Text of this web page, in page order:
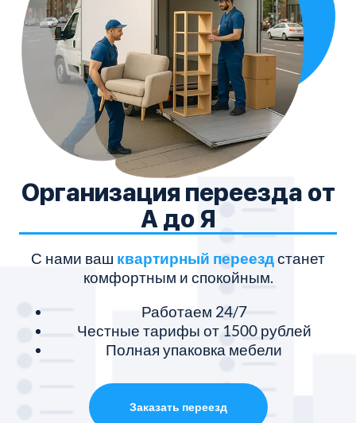
Организация переезда от
А до Я
С нами ваш квартирный переездстанет
комфортным и спокойным.
Работаем 24/7
Честные тарифы от 1500 рублей
Полная упаковка мебели
Заказать переезд